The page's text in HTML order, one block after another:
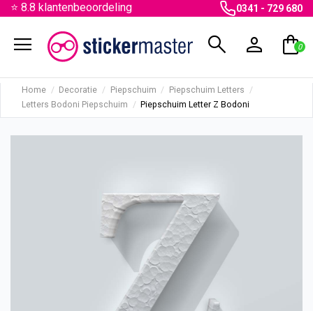
⭐ 8.8 klantenbeoordeling 0341 - 729 680
menu search person shopping_bag
0
Home Decoratie Piepschuim
Piepschuim Letters
Letters Bodoni Piepschuim
Piepschuim Letter Z Bodoni